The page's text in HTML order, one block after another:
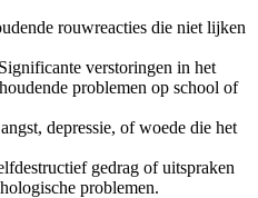
rouwreacties die niet lijken
verstoringen in het
problemen op school of
depressie, of woede die het
gedrag of uitspraken
problemen.